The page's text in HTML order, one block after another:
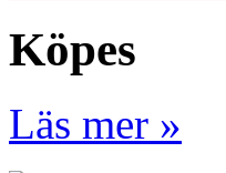
Köpes
Läs mer »